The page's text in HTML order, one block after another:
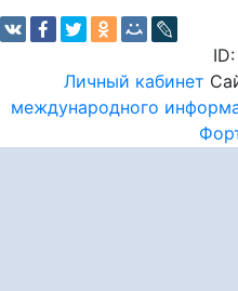
Личный кабинет
международного